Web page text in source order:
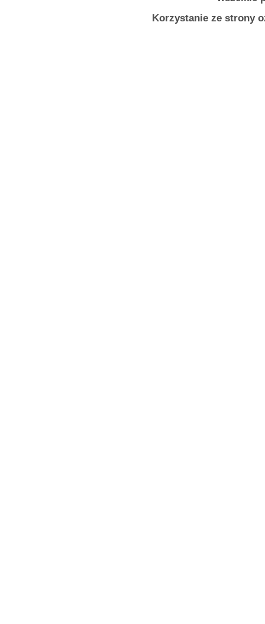
Korzystanie ze strony